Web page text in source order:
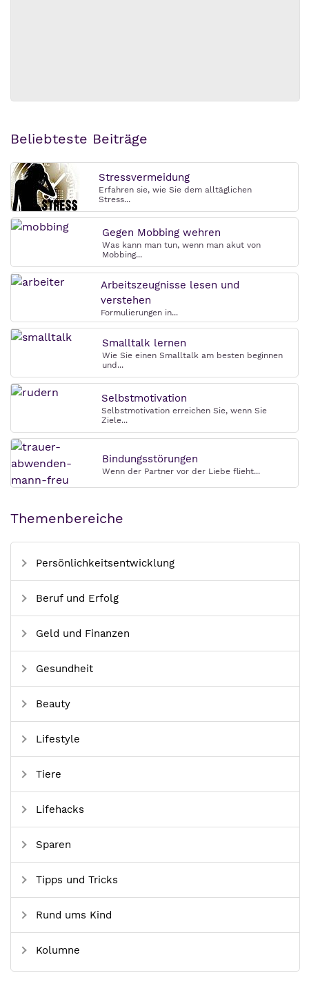
Beliebteste Beiträge
Stressvermeidung
Erfahren sie, wie Sie dem alltäglichen
Stress...
Gegen Mobbing wehren
Was kann man tun, wenn man akut von
Mobbing...
Arbeitszeugnisse lesen und
verstehen
Formulierungen in...
Smalltalk lernen
Wie Sie einen Smalltalk am besten beginnen
und...
Selbstmotivation
Selbstmotivation erreichen Sie, wenn Sie
Ziele...
Bindungsstörungen
Wenn der Partner vor der Liebe flieht...
Themenbereiche
Persönlichkeitsentwicklung
Beruf und Erfolg
Geld und Finanzen
Gesundheit
Beauty
Lifestyle
Tiere
Lifehacks
Sparen
Tipps und Tricks
Rund ums Kind
Kolumne